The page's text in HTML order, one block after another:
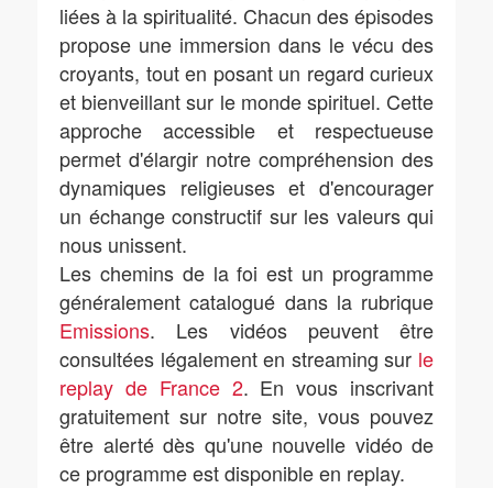
liées à la spiritualité. Chacun des épisodes
propose une immersion dans le vécu des
croyants, tout en posant un regard curieux
et bienveillant sur le monde spirituel. Cette
approche accessible et respectueuse
permet d'élargir notre compréhension des
dynamiques religieuses et d'encourager
un échange constructif sur les valeurs qui
nous unissent.
Les chemins de la foi est un programme
généralement catalogué dans la rubrique
Emissions. Les vidéos peuvent être
consultées légalement en streaming sur le
replay de France 2. En vous inscrivant
gratuitement sur notre site, vous pouvez
être alerté dès qu'une nouvelle vidéo de
ce programme est disponible en replay.